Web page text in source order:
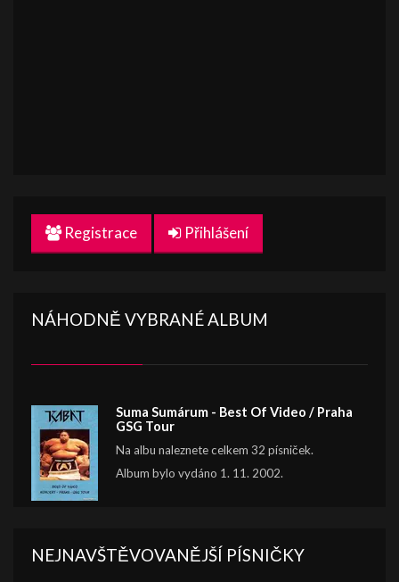
Registrace Přihlášení
NÁHODNĚ VYBRANÉ ALBUM
Suma Sumárum - Best Of Video / Praha
GSG Tour
Na albu naleznete celkem 32 písniček.
Album bylo vydáno 1. 11. 2002.
NEJNAVŠTĚVOVANĚJŠÍ PÍSNIČKY